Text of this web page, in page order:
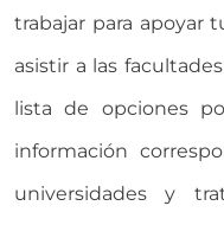
trabajar para apoyar
asistir a las
lista de opciones
información
universidades y